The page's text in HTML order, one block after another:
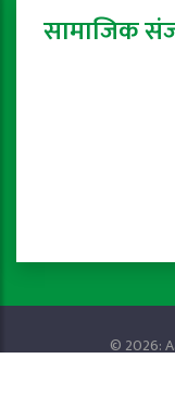
सामाजिक
© 2026: